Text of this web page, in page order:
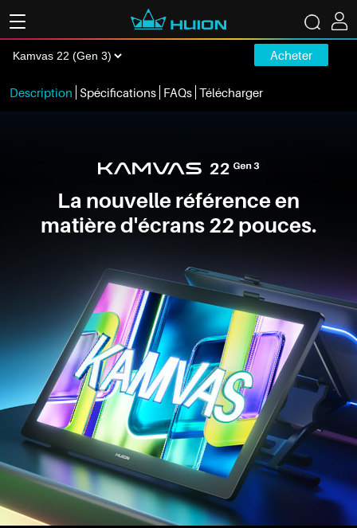
Acheter
Description Spécifications FAQs Télécharger
La nouvelle référence en
matière d'écrans 22 pouces.